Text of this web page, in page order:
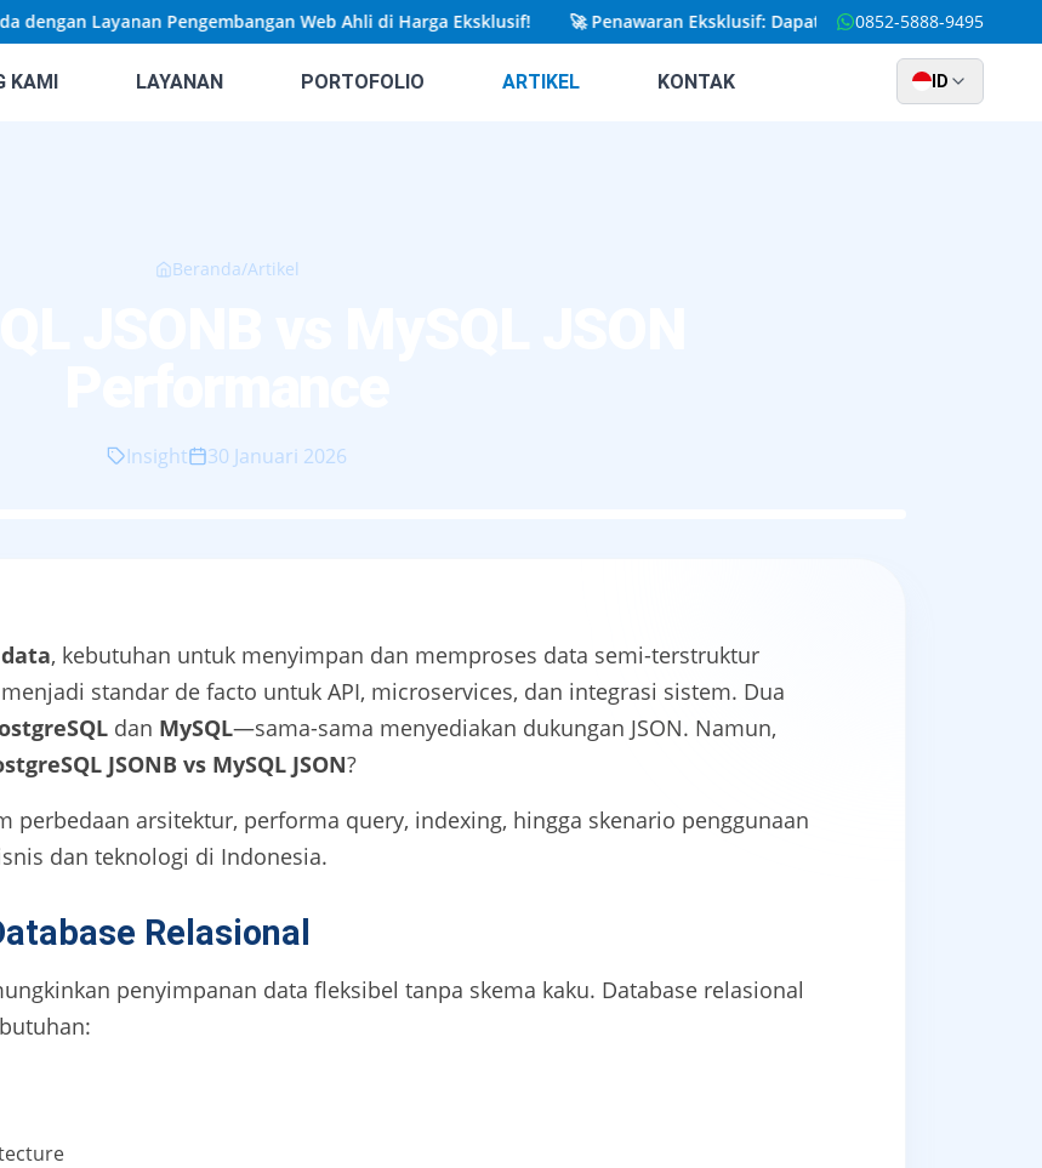
Layanan Pengembangan Web Ahli di Harga Eksklusif! 🚀 Penawaran Eksklusif: Dapatkan Website Kustom yang
0852-5888-9495
KAMI LAYANAN PORTOFOLIO ARTIKEL KONTAK ID
Beranda/Artikel
Insight 30 Januari 2026
, kebutuhan untuk menyimpan dan memproses data semi-terstruktur
standar de facto untuk API, microservices, dan integrasi sistem. Dua
dan MySQL—sama-sama menyediakan dukungan JSON. Namun,
JSONB vs MySQL JSON?
perbedaan arsitektur, performa query, indexing, hingga skenario penggunaan
dan teknologi di Indonesia.
Relasional
penyimpanan data fleksibel tanpa skema kaku. Database relasional